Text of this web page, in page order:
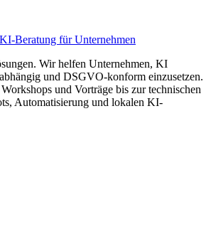
Wir helfen Unternehmen, KI
und DSGVO-konform einzusetzen.
und Vorträge bis zur technischen
Automatisierung und lokalen KI-